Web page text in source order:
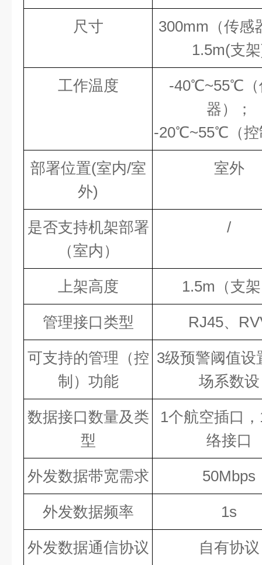
尺寸 300mm （传
1.5m(支
工作温度 -40℃~55℃
器）；
-20℃~55℃ （
部署位置(室内/室
外)
室外
是否支持机架部署
（室内）
/
上架高度 1.5m（支
管理接口类型 RJ45、 R
可支持的管理（控
制）功能
3级预警阈值设
场系数设
数据接口数量及类
型
1个航空插口
络接口
外发数据带宽需求 50Mbps
外发数据频率 1s
外发数据通信协议 自有协议